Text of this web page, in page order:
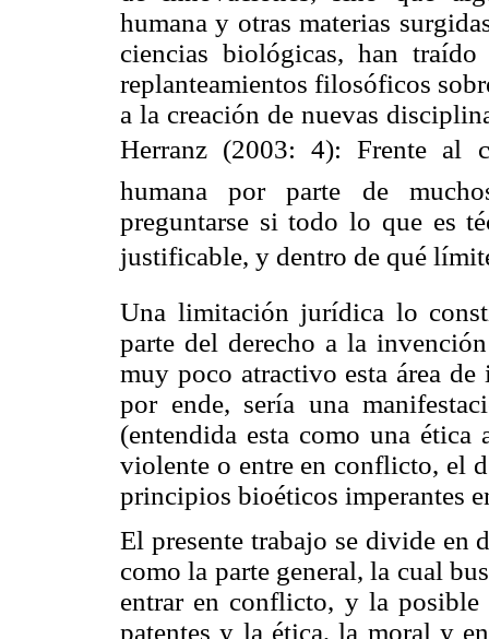
humana y otras materias
ciencias biológicas, han
replanteamientos filosóficos
a la creación de nuevas
Herranz (2003: 4):Frente al
humana por parte de
preguntarse si todo lo que es
justificable, y dentro de qué
Una limitación jurídica lo
parte del derecho a la
muy poco atractivo esta área
por ende, sería una
(entendida esta como una
violente o entre en conflicto, el
principios bioéticos imperantes
El presente trabajo se divide en
como la parte general, la cual
entrar en conflicto, y la posible
patentes y la ética, la moral y